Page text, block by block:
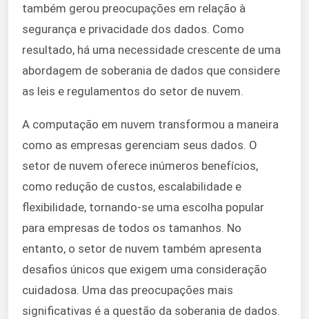
também gerou preocupações em relação à
segurança e privacidade dos dados. Como
resultado, há uma necessidade crescente de uma
abordagem de soberania de dados que considere
as leis e regulamentos do setor de nuvem.
A computação em nuvem transformou a maneira
como as empresas gerenciam seus dados. O
setor de nuvem oferece inúmeros benefícios,
como redução de custos, escalabilidade e
flexibilidade, tornando-se uma escolha popular
para empresas de todos os tamanhos. No
entanto, o setor de nuvem também apresenta
desafios únicos que exigem uma consideração
cuidadosa. Uma das preocupações mais
significativas é a questão da soberania de dados.